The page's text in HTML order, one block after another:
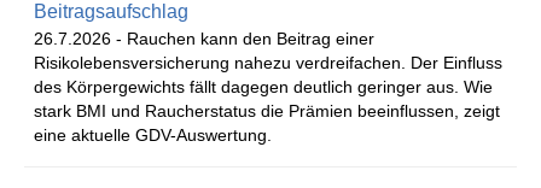
Beitragsaufschlag
26.7.2026 - Rauchen kann den Beitrag einer
Risikolebensversicherung nahezu verdreifachen. Der Einfluss
des Körpergewichts fällt dagegen deutlich geringer aus. Wie
stark BMI und Raucherstatus die Prämien beeinflussen, zeigt
eine aktuelle GDV-Auswertung.